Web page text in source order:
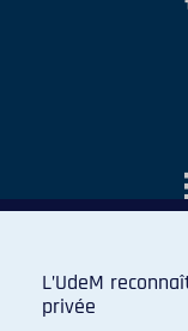
L’UdeM
privée